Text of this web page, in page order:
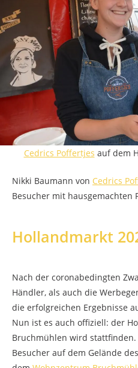
Cedrics Poffertjes auf dem
Nikki Baumann von Cedrics
Besucher mit hausgemachten
Hollandmarkt
Nach der coronabedingten
Händler, als auch die
die erfolgreichen Ergebnisse
Nun ist es auch offiziell: der
Bruchmühlen wird stattfinden.
Besucher auf dem Gelände des